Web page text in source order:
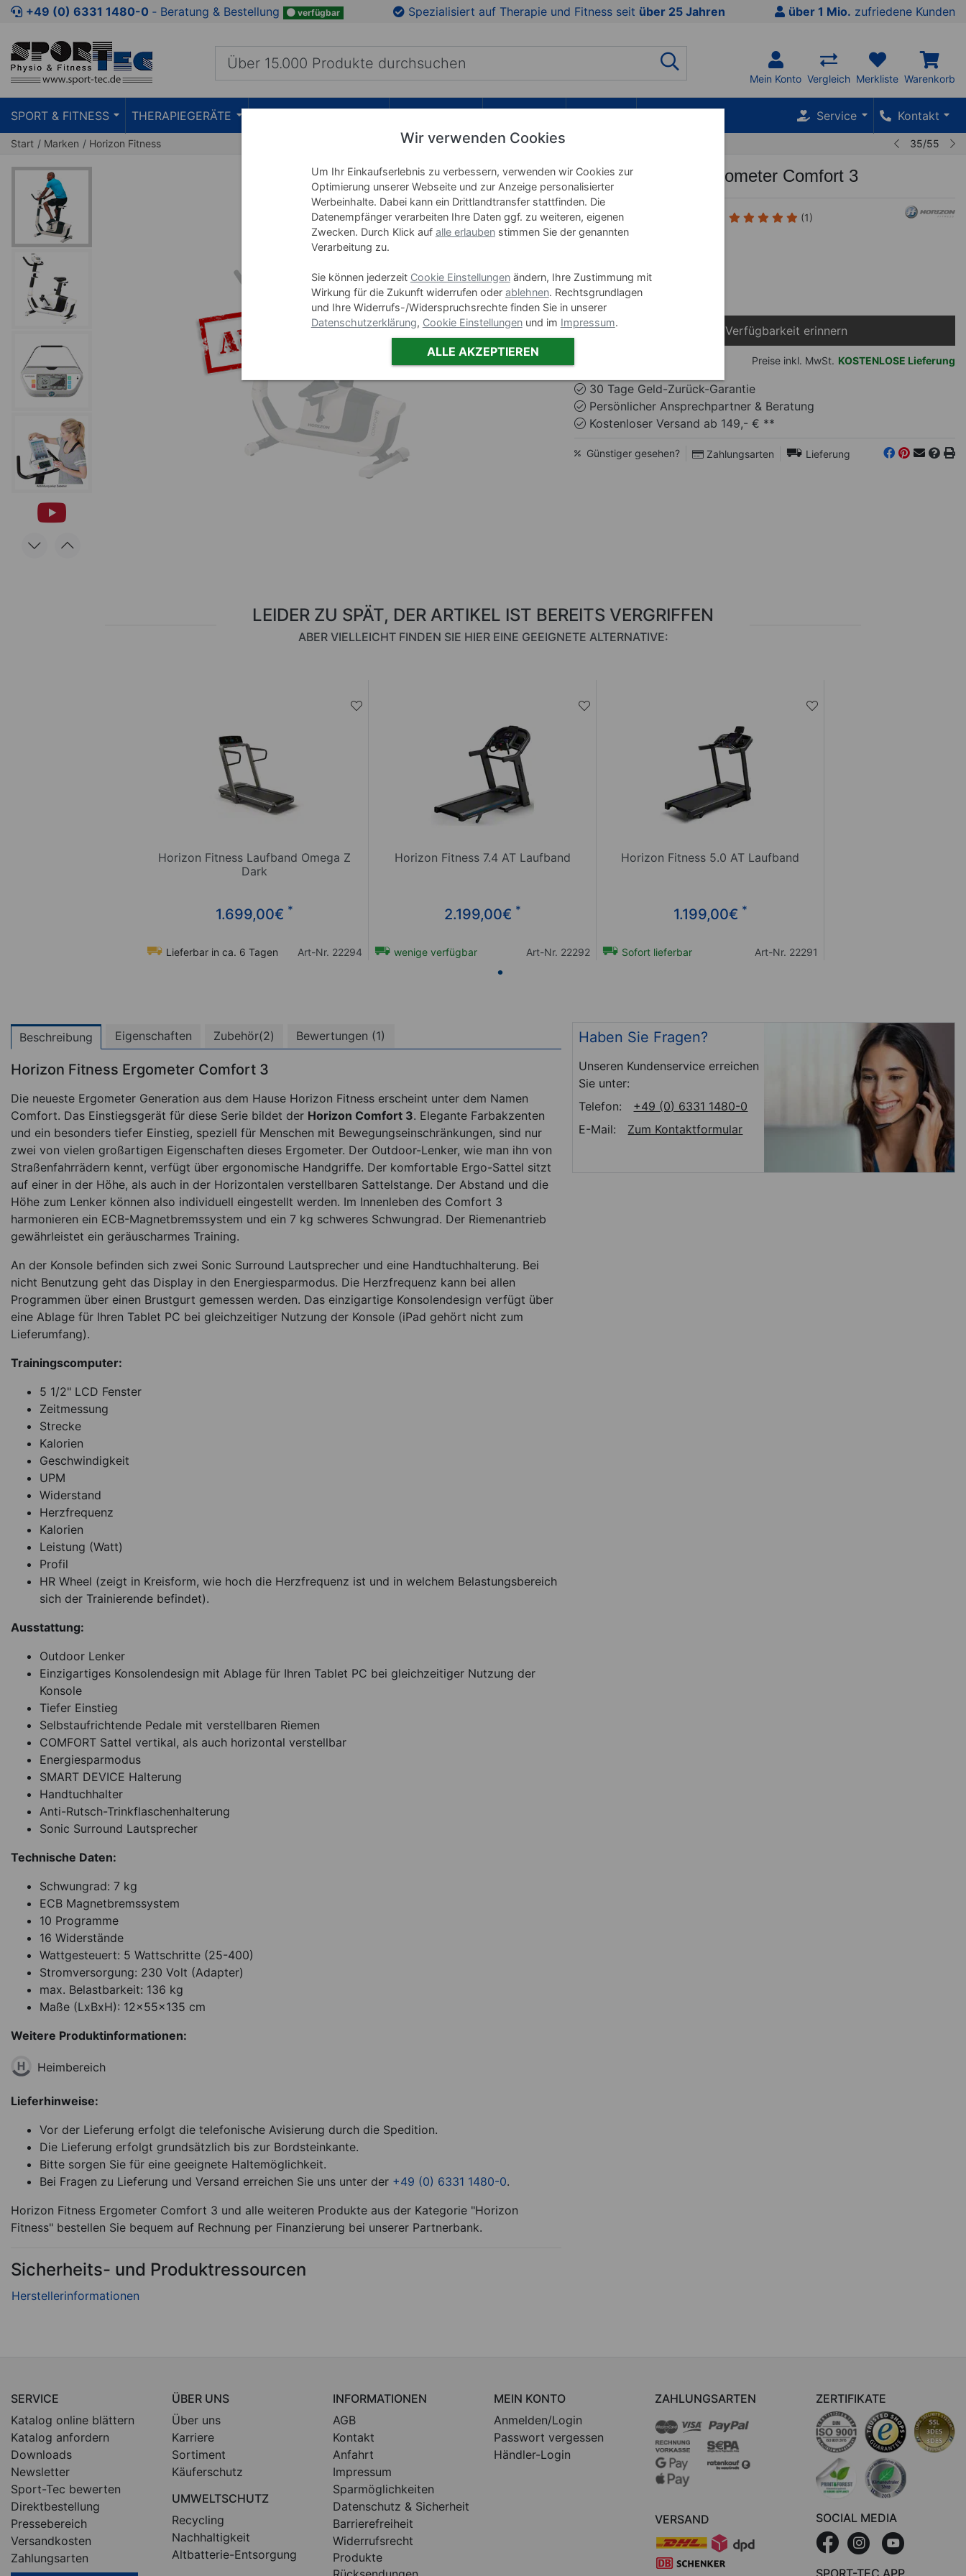
Zum Kaufbereich springen Zur Produktbeschreibung springen Zu den Produktbildern springen
+49 (0) 6331 1480-0 ‐ Beratung & Bestellung verfügbar Spezialisiert auf Therapie und Fitness seit über 25 Jahren über 1 Mio. zufriedene Kunden
Mein Konto Vergleich Merkliste Warenkorb
SPORT & FITNESS THERAPIEGERÄTE Service Kontakt
Start Marken Horizon Fitness 35/55
Horizon Fitness Ergometer Comfort 3
Art-Nr. 22203 (1)
599,00
oder20.00 € mtl.
Bei Verfügbarkeit erinnern
Preise inkl. MwSt. KOSTENLOSE Lieferung
30 Tage Geld-Zurück-Garantie
Persönlicher Ansprechpartner & Beratung
Kostenloser Versand ab 149,- € **
Günstiger gesehen? Zahlungsarten Lieferung
LEIDER ZU SPÄT, DER ARTIKEL IST BEREITS VERGRIFFEN
ABER VIELLEICHT FINDEN SIE HIER EINE GEEIGNETE ALTERNATIVE:
Horizon Fitness Laufband Omega Z
Dark
1.699,00€ *
Lieferbar in ca. 6 Tagen Art-Nr. 22294
Horizon Fitness 7.4 AT Laufband
2.199,00€ *
wenige verfügbar Art-Nr. 22292
Horizon Fitness 5.0 AT Laufband
1.199,00€ *
Sofort lieferbar Art-Nr. 22291
Beschreibung Eigenschaften Zubehör(2) Bewertungen (1)
Horizon Fitness Ergometer Comfort 3
Die neueste Ergometer Generation aus dem Hause Horizon Fitness erscheint unter dem Namen
Comfort. Das Einstiegsgerät für diese Serie bildet der Horizon Comfort 3. Elegante Farbakzenten
und ein besonders tiefer Einstieg, speziell für Menschen mit Bewegungseinschränkungen, sind nur
zwei von vielen großartigen Eigenschaften dieses Ergometer. Der Outdoor-Lenker, wie man ihn von
Straßenfahrrädern kennt, verfügt über ergonomische Handgriffe. Der komfortable Ergo-Sattel sitzt
auf einer in der Höhe, als auch in der Horizontalen verstellbaren Sattelstange. Der Abstand und die
Höhe zum Lenker können also individuell eingestellt werden. Im Innenleben des Comfort 3
harmonieren ein ECB-Magnetbremssystem und ein 7 kg schweres Schwungrad. Der Riemenantrieb
gewährleistet ein geräuscharmes Training.
An der Konsole befinden sich zwei Sonic Surround Lautsprecher und eine Handtuchhalterung. Bei
nicht Benutzung geht das Display in den Energiesparmodus. Die Herzfrequenz kann bei allen
Programmen über einen Brustgurt gemessen werden. Das einzigartige Konsolendesign verfügt über
eine Ablage für Ihren Tablet PC bei gleichzeitiger Nutzung der Konsole (iPad gehört nicht zum
Lieferumfang).
Trainingscomputer:
5 1/2" LCD Fenster
Zeitmessung
Strecke
Kalorien
Geschwindigkeit
UPM
Widerstand
Herzfrequenz
Kalorien
Leistung (Watt)
Profil
HR Wheel (zeigt in Kreisform, wie hoch die Herzfrequenz ist und in welchem Belastungsbereich
sich der Trainierende befindet).
Ausstattung:
Outdoor Lenker
Einzigartiges Konsolendesign mit Ablage für Ihren Tablet PC bei gleichzeitiger Nutzung der
Konsole
Tiefer Einstieg
Selbstaufrichtende Pedale mit verstellbaren Riemen
COMFORT Sattel vertikal, als auch horizontal verstellbar
Energiesparmodus
SMART DEVICE Halterung
Handtuchhalter
Anti-Rutsch-Trinkflaschenhalterung
Sonic Surround Lautsprecher
Technische Daten:
Schwungrad: 7 kg
ECB Magnetbremssystem
10 Programme
16 Widerstände
Wattgesteuert: 5 Wattschritte (25-400)
Stromversorgung: 230 Volt (Adapter)
max. Belastbarkeit: 136 kg
Maße (LxBxH): 12x55x135 cm
Weitere Produktinformationen:
Heimbereich
Lieferhinweise:
Vor der Lieferung erfolgt die telefonische Avisierung durch die Spedition.
Die Lieferung erfolgt grundsätzlich bis zur Bordsteinkante.
Bitte sorgen Sie für eine geeignete Haltemöglichkeit.
Bei Fragen zu Lieferung und Versand erreichen Sie uns unter der +49 (0) 6331 1480-0.
Horizon Fitness Ergometer Comfort 3 und alle weiteren Produkte aus der Kategorie "Horizon
Fitness" bestellen Sie bequem auf Rechnung per Finanzierung bei unserer Partnerbank.
Sicherheits- und Produktressourcen
Haben Sie Fragen?
Unseren Kundenservice erreichen
Sie unter:
Telefon:
+49 (0) 6331 1480-0
E-Mail:
Zum Kontaktformular
SERVICE
Katalog online blättern
Katalog anfordern
Downloads
Newsletter
Sport-Tec bewerten
Direktbestellung
Pressebereich
Versandkosten
Zahlungsarten
ÜBER UNS
Über uns
Karriere
Sortiment
Käuferschutz
UMWELTSCHUTZ
Recycling
Nachhaltigkeit
Altbatterie-Entsorgung
INFORMATIONEN
AGB
Kontakt
Anfahrt
Impressum
Sparmöglichkeiten
Datenschutz & Sicherheit
Barrierefreiheit
Widerrufsrecht
Produkte
MEIN KONTO
Anmelden/Login
Passwort vergessen
Händler-Login
ZAHLUNGSARTEN
VERSAND
ZERTIFIKATE
SOCIAL MEDIA
SPORT-TEC APP
Wir verwenden Cookies
Um Ihr Einkaufserlebnis zu verbessern, verwenden wir Cookies zur
Optimierung unserer Webseite und zur Anzeige personalisierter
Werbeinhalte. Dabei kann ein Drittlandtransfer stattfinden. Die
Datenempfänger verarbeiten Ihre Daten ggf. zu weiteren, eigenen
Zwecken. Durch Klick auf alle erlaubenstimmen Sie der genannten
Verarbeitung zu.
Sie können jederzeit Cookie Einstellungenändern, Ihre Zustimmung mit
Wirkung für die Zukunft widerrufen oder ablehnen. Rechtsgrundlagen
und Ihre Widerrufs-/Widerspruchsrechte finden Sie in unserer
Datenschutzerklärung, Cookie Einstellungenund im Impressum.
ALLE AKZEPTIEREN